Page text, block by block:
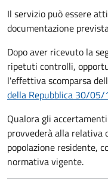
Il servizio può essere
documentazione
Dopo aver ricevuto la
ripetuti controlli,
l'effettiva scomparsa
della Repubblica 30/
Qualora gli
provvederà alla relativa
popolazione residente,
normativa vigente.